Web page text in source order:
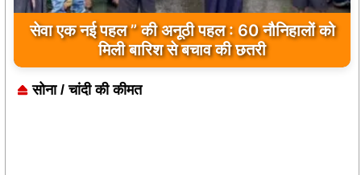
सेवा एक नई पहल ” की अनूठी पहल : 60 नौनिहालों को
मिली बारिश से बचाव की छतरी
सोना / चांदी की कीमत